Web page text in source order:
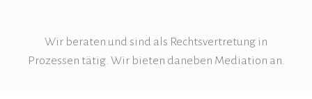
Wir beraten und sind als Rechtsvertretung in
Prozessen tätig. Wir bieten daneben Mediation an.